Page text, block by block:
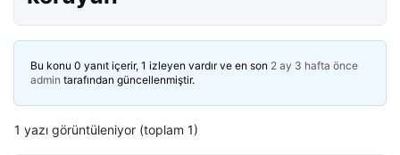
Bu konu 0 yanıt içerir, 1 izleyen vardır ve en son 2 ay 3 hafta önce
admin tarafından güncellenmiştir.
1 yazı görüntüleniyor (toplam 1)